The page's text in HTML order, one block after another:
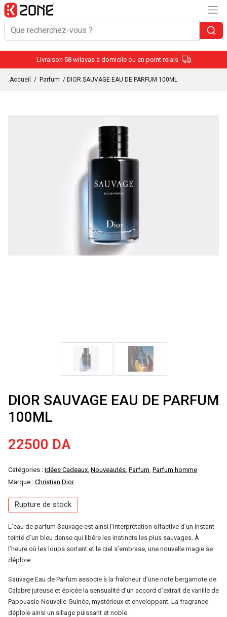
Livraison 58 wilayas à domicile ou en point relais
Accueil / Parfum / DIOR SAUVAGE EAU DE PARFUM 100ML
DIOR SAUVAGE EAU DE PARFUM
100ML
22500 DA
Catégories : Idées Cadeaux, Nouveautés, Parfum, Parfum homme
Marque : Christian Dior
Rupture de stock
L’eau de parfum Sauvage est ainsi l’interprétation olfactive d’un instant
teinté d’un bleu dense qui libère les instincts les plus sauvages. À
l’heure où les loups sortent et le ciel s’embrase, une nouvelle magie se
déploie.
Sauvage Eau de Parfum associe à la fraîcheur d’une note bergamote de
Calabre juteuse et épicée la sensualité d’un accord d’extrait de vanille de
Papouasie-Nouvelle-Guinée, mystérieux et enveloppant. La fragrance
déploie ainsi un sillage puissant et noble.